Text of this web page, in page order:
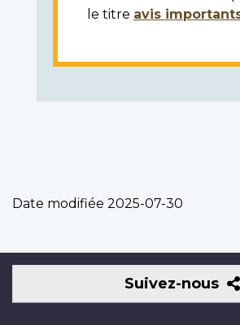
le titre avis
Date modifiée 2025-07-30
Suivez-nous